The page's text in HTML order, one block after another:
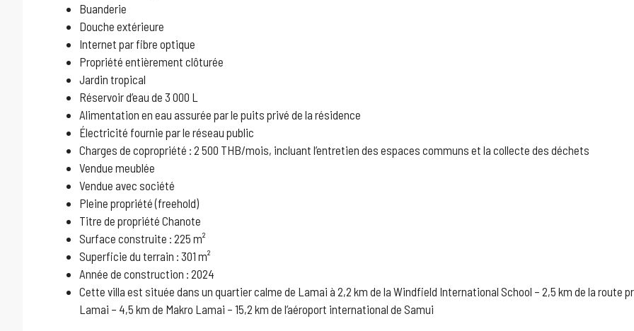
Buanderie
Douche extérieure
Internet par fibre optique
Propriété entièrement clôturée
Jardin tropical
Réservoir d’eau de 3 000 L
Alimentation en eau assurée par le puits privé de la résidence
Électricité fournie par le réseau public
Charges de copropriété : 2 500 THB/mois, incluant l’entretien des espaces communs et la collecte des déchets
Vendue meublée
Vendue avec société
Pleine propriété (freehold)
Titre de propriété Chanote
Surface construite : 225 m²
Superficie du terrain : 301 m²
Année de construction : 2024
Cette villa est située dans un quartier calme de Lamai à 2,2 km de la Windfield International School – 2,5 km de la route
Lamai – 4,5 km de Makro Lamai – 15,2 km de l’aéroport international de Samui